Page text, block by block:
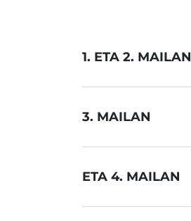
1. ETA 2. MAILAN
3. MAILAN
ETA 4. MAILAN